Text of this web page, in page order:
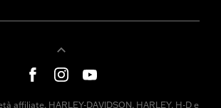
affiliate. HARLEY-DAVIDSON, HARLEY, H-D e